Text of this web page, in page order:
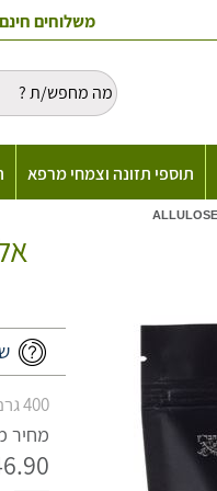
משלוחים חינם
תוספי תזונה וצמחי מרפא
400 גרם (11.73 ₪ ל-100 גרם)
מחיר
₪